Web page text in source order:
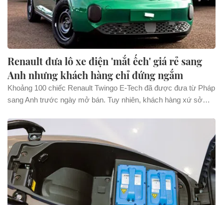
Renault đưa lô xe điện 'mắt ếch' giá rẻ sang
Anh nhưng khách hàng chỉ đứng ngắm
Khoảng 100 chiếc Renault Twingo E-Tech đã được đưa từ Pháp
sang Anh trước ngày mở bán. Tuy nhiên, khách hàng xứ sở
đều mang tay lái thuận.